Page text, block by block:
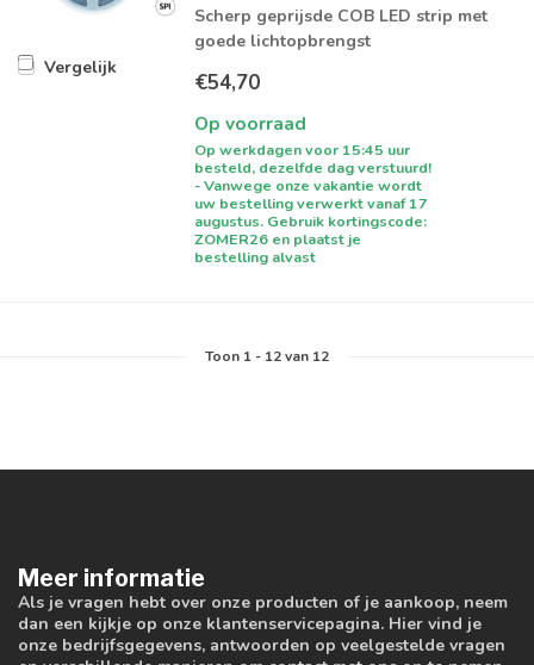
Vergelijk
Scherp geprijsde COB LED strip met
goede lichtopbrengst
€54,70
Op voorraad
Op werkdagen voor 15:45 uur
besteld, dezelfde dag verstuurd!
- Vanwege onze vakantie wordt
uw bestelling verwerkt vanaf 17
augustus. Gebruik kortingscode:
ZOMER26 en plaatst je
bestelling alvast
Toon 1- 12van 12
Meer informatie
Als je vragen hebt over onze producten of je aankoop, neem
dan een kijkje op onze klantenservicepagina. Hier vind je
onze bedrijfsgegevens, antwoorden op veelgestelde vragen